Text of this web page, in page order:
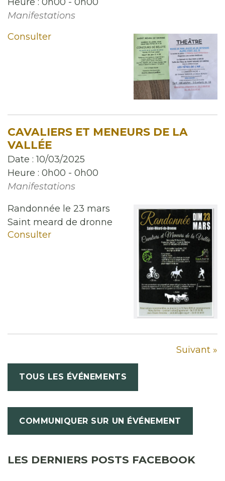
Manifestations
Consulter
CAVALIERS ET MENEURS DE LA
VALLÉE
Date :10/03/2025
Heure : 0h00 - 0h00
Manifestations
Randonnée le 23 mars
Saint meard de dronne
Consulter
Suivant »
TOUS LES ÉVÉNEMENTS
COMMUNIQUER SUR UN ÉVÉNEMENT
LES DERNIERS POSTS FACEBOOK